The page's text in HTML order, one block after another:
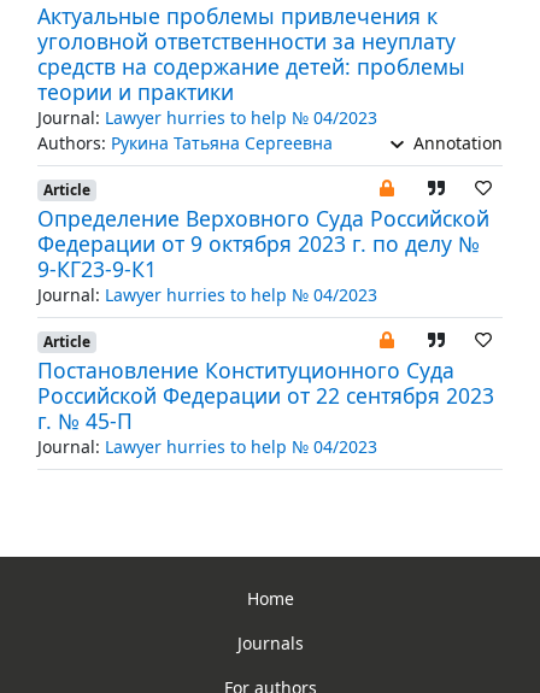
Актуальные проблемы привлечения к
уголовной ответственности за неуплату
средств на содержание детей: проблемы
теории и практики
Journal: Lawyer hurries to help № 04/2023
Authors: Рукина Татьяна Сергеевна Annotation
Article
Определение Верховного Суда Российской
Федерации от 9 октября 2023 г. по делу №
9-КГ23-9-К1
Journal: Lawyer hurries to help № 04/2023
Article
Постановление Конституционного Суда
Российской Федерации от 22 сентября 2023
г. № 45-П
Journal: Lawyer hurries to help № 04/2023
Home
Journals
For authors